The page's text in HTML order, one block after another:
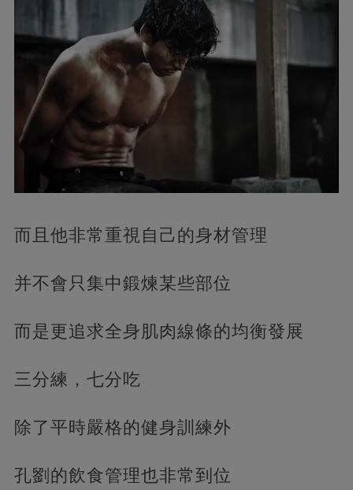
而且他非常重視自己的身材管理
并不會只集中鍛煉某些部位
而是更追求全身肌肉線條的均衡發展
三分練，七分吃
除了平時嚴格的健身訓練外
孔劉的飲食管理也非常到位